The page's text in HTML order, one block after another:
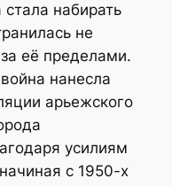
набирать
не
её пределами.
нанесла
арьежского
усилиям
с 1950-х